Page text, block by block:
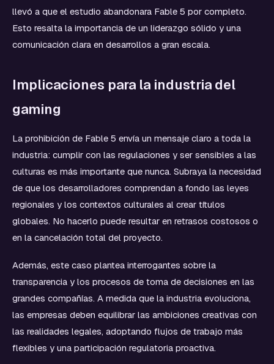
llevó a que el estudio abandonara Fable 5 por completo.
Esto resalta la importancia de un liderazgo sólido y una
comunicación clara en desarrollos a gran escala.
Implicaciones para la industria del
gaming
La prohibición de Fable 5 envía un mensaje claro a toda la
industria: cumplir con las regulaciones y ser sensibles a las
culturas es más importante que nunca. Subraya la necesidad
de que los desarrolladores comprendan a fondo las leyes
regionales y los contextos culturales al crear títulos
globales. No hacerlo puede resultar en retrasos costosos o
en la cancelación total del proyecto.
Además, este caso plantea interrogantes sobre la
transparencia y los procesos de toma de decisiones en las
grandes compañías. A medida que la industria evoluciona,
las empresas deben equilibrar las ambiciones creativas con
las realidades legales, adoptando flujos de trabajo más
flexibles y una participación regulatoria proactiva.